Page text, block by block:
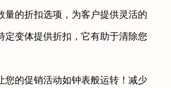
量的折扣选项，为客户提供灵活的
定变体提供折扣，它有助于清除您
您的促销活动如钟表般运转！减少